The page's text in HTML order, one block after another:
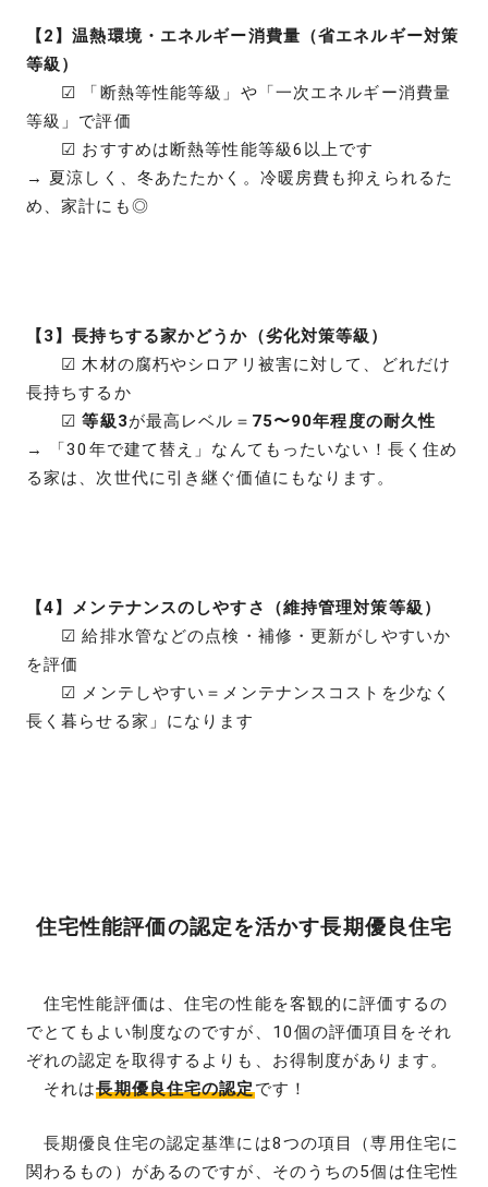
【2】温熱環境・エネルギー消費量（省エネルギー対策
等級）
☑ 「断熱等性能等級」や「一次エネルギー消費量
等級」で評価
☑ おすすめは断熱等性能等級6以上です
→ 夏涼しく、冬あたたかく。冷暖房費も抑えられるた
め、家計にも◎
【3】長持ちする家かどうか（劣化対策等級）
☑ 木材の腐朽やシロアリ被害に対して、どれだけ
長持ちするか
☑等級3が最高レベル＝ 75〜90年程度の耐久性
→ 「30年で建て替え」なんてもったいない！長く住め
る家は、次世代に引き継ぐ価値にもなります。
【4】メンテナンスのしやすさ（維持管理対策等級）
☑ 給排水管などの点検・補修・更新がしやすいか
を評価
☑ メンテしやすい＝メンテナンスコストを少なく
長く暮らせる家」になります
住宅性能評価の認定を活かす長期優良住宅
住宅性能評価は、住宅の性能を客観的に評価するの
でとてもよい制度なのですが、10個の評価項目をそれ
ぞれの認定を取得するよりも、お得制度があります。
それは長期優良住宅の認定です！
長期優良住宅の認定基準には8つの項目（専用住宅に
関わるもの）があるのですが、そのうちの5個は住宅性